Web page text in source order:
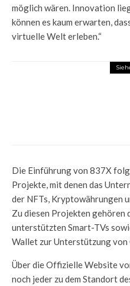
möglich wären. Innovation
können es kaum erwarten,
virtuelle Welt erleben.“
Die Einführung von 837X
Projekte, mit denen das
der NFTs, Kryptowährungen
Zu diesen Projekten gehören
unterstützten Smart-TVs
Wallet zur Unterstützung von
Über die Offizielle Website
noch jeder zu dem Standort